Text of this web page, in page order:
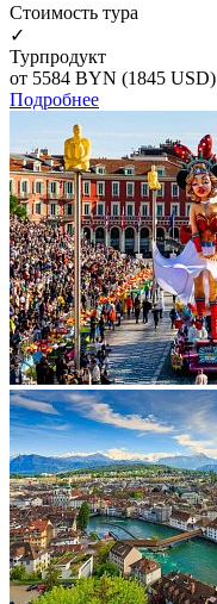
Cтоимость тура
✓
Турпродукт
от 5584 BYN (1845 USD)
Подробнее